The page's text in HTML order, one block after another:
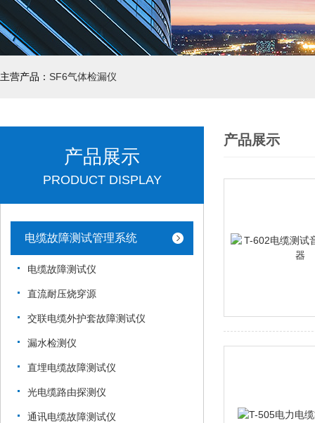
主营产品： SF6气体检漏仪
产品展示
PRODUCT DISPLAY
电缆故障测试管理系统
电缆故障测试仪
直流耐压烧穿源
交联电缆外护套故障测试仪
漏水检测仪
直埋电缆故障测试仪
光电缆路由探测仪
通讯电缆故障测试仪
产品展示